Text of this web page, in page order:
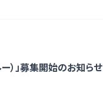
）」募集開始のお知らせ